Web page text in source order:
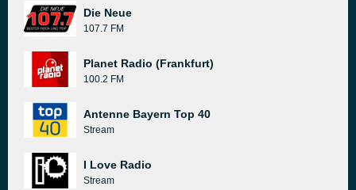
Die Neue
107.7 FM
Planet Radio (Frankfurt)
100.2 FM
Antenne Bayern Top 40
Stream
I Love Radio
Stream